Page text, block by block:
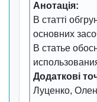
Анотація:
В статті
основних
В статье
Додаткові
Луценко,